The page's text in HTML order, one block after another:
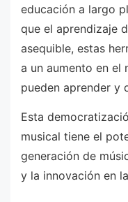
educación a largo
que el aprendizaje
asequible, estas
a un aumento en el
pueden aprender y
Esta
musical tiene el
generación de
y la innovación en